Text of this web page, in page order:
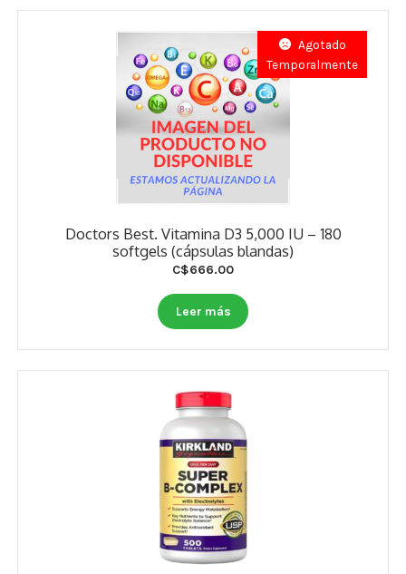
Doctors Best. Vitamina D3 5,000 IU – 180
softgels (cápsulas blandas)
Agotado
Temporalmente
C$666.00
Leer más